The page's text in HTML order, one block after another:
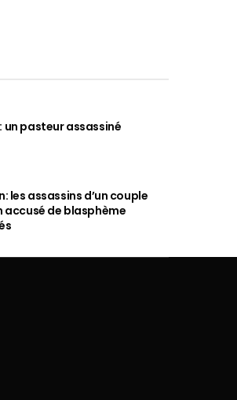
un pasteur assassiné
les assassins d’un couple
accusé de blasphème